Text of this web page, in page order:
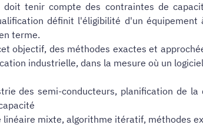
doit tenir compte des contraintes de
définit l'éligibilité d'un
terme.
objectif, des méthodes exactes et
industrielle, dans la mesure où un
des semi-conducteurs, planification de
linéaire mixte, algorithme itératif, méthodes